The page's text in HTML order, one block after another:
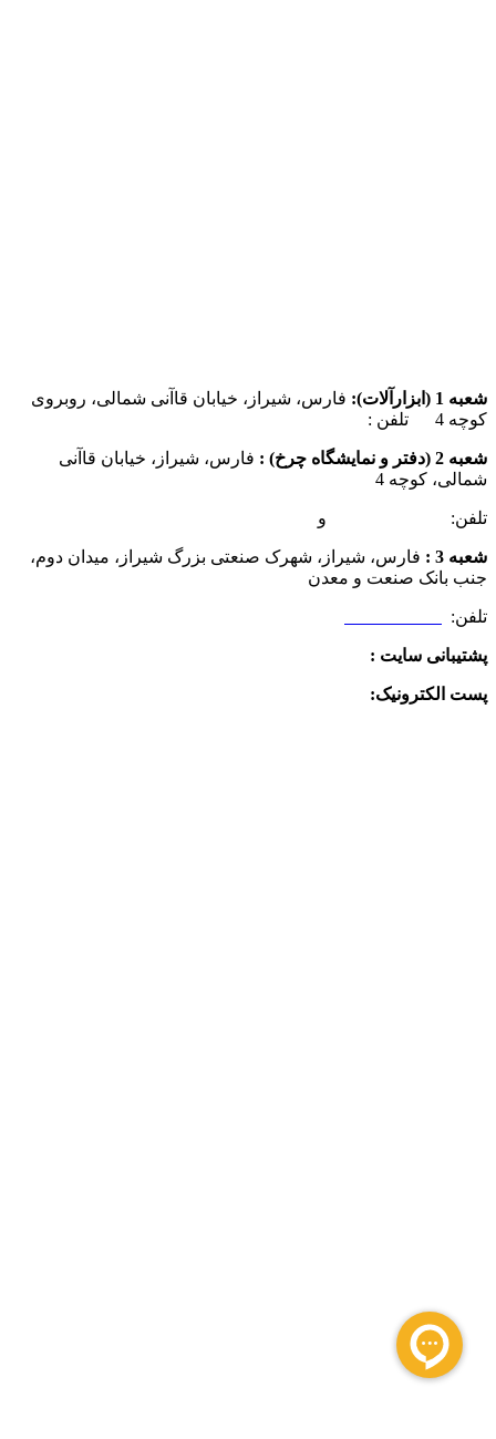
شعبه 1 (ابزارآلات):
فارس، شیراز، خیابان قاآنی شمالی، روبروی
کوچه 4 تلفن :
شعبه 2 (دفتر و نمایشگاه چرخ) :
فارس، شیراز، خیابان قاآنی
شمالی، کوچه 4
تلفن: و
شعبه 3 :
فارس، شیراز، شهرک صنعتی بزرگ شیراز، میدان دوم،
جنب بانک صنعت و معدن
تلفن:
پشتیبانی سایت :
پست الکترونیک: